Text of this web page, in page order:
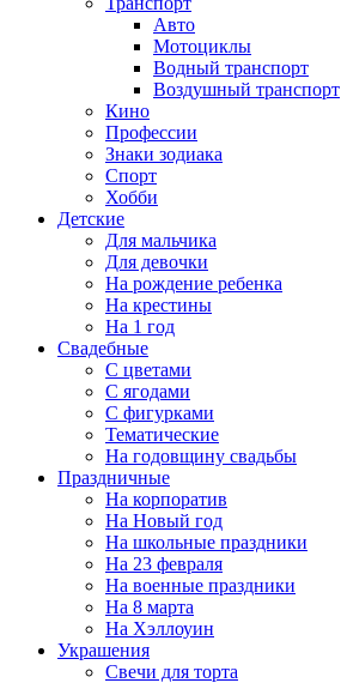
Авто
Мотоциклы
Водный транспорт
Воздушный транспорт
Кино
Профессии
Знаки зодиака
Спорт
Хобби
Детские
Для мальчика
Для девочки
На рождение ребенка
На крестины
На 1 год
Свадебные
С цветами
С ягодами
С фигурками
Тематические
На годовщину свадьбы
Праздничные
На корпоратив
На Новый год
На школьные праздники
На 23 февраля
На военные праздники
На 8 марта
На Хэллоуин
Украшения
Свечи для торта